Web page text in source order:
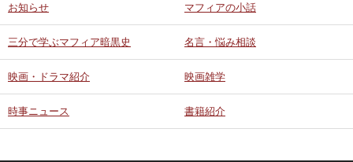
お知らせ マフィアの小話
三分で学ぶマフィア暗黒史 名言・悩み相談
映画・ドラマ紹介 映画雑学
時事ニュース 書籍紹介